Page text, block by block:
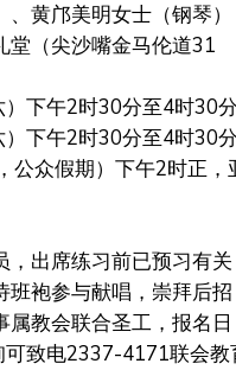
黄邝美明女士（钢琴）
堂（尖沙嘴金马伦道31
下午2时30分至4时30
下午2时30分至4时30
公众假期）下午2时正，
，出席练习前已预习有关
班袍参与献唱，崇拜后招
教会联合圣工，报名日
致电2337-4171联会教